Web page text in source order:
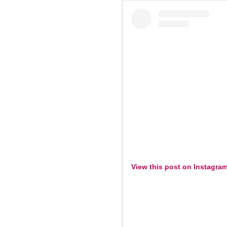
View this post on